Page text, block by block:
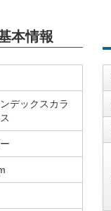
本情報
デックスカラ